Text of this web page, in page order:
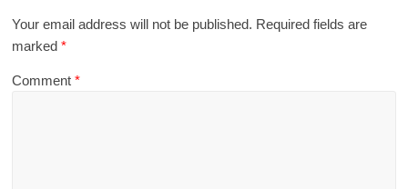
Your email address will not be published. Required fields are
marked*
Comment*